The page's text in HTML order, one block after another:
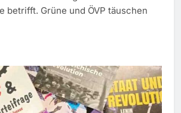
betrifft. Grüne und ÖVP täuschen